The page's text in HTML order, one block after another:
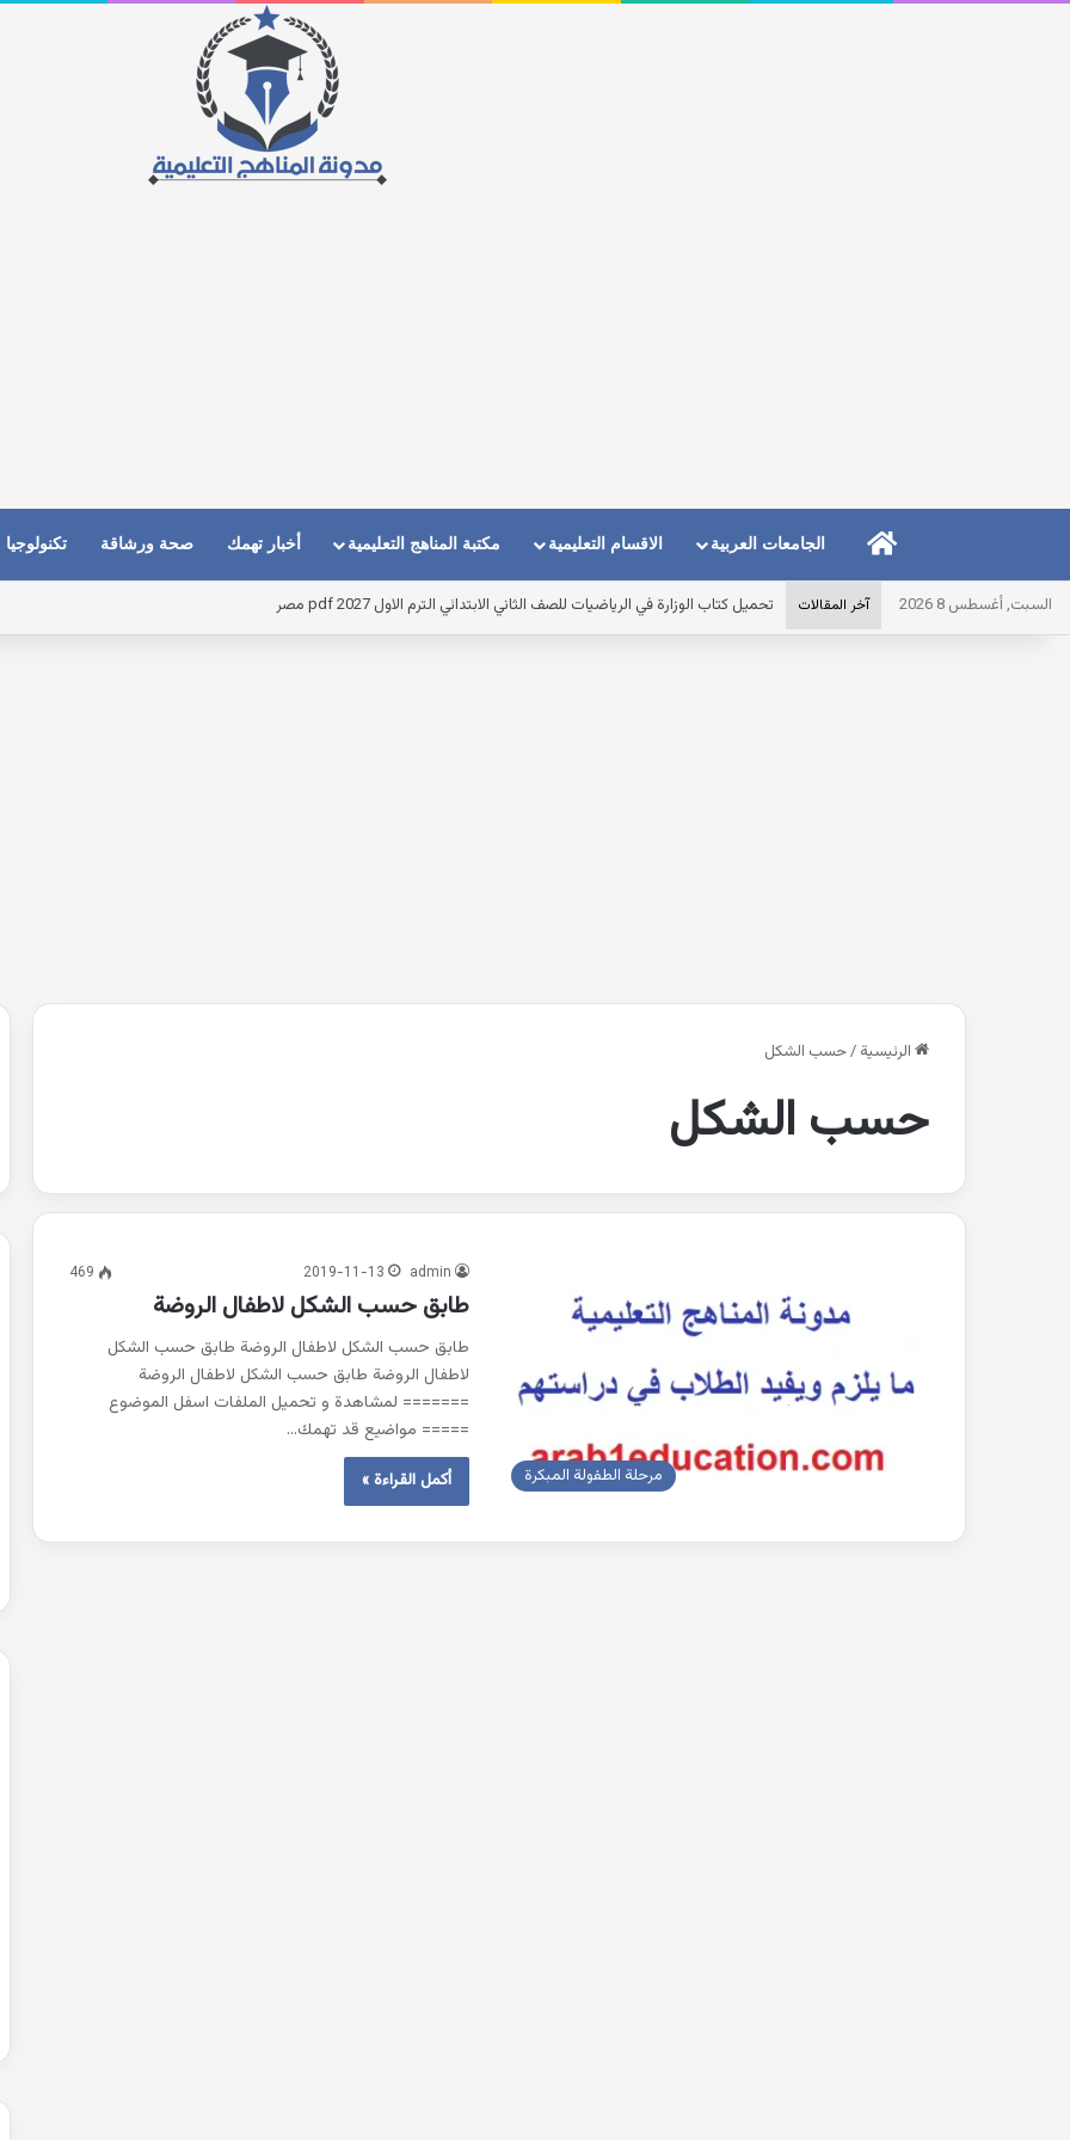
الرئيسيةالجامعات العربية الاقسام التعليمية مكتبة المناهج التعليمية أخبار تهمك صحة ورشاقة تكنولوجيا
السبت, أغسطس 8 2026 آخر المقالات تحميل كتاب الوزارة في الرياضيات للصف الثاني الابتدائي الترم الاول 2027 pdf مصر
الرئيسية /حسب الشكل
حسب الشكل
مرحلة الطفولة المبكرة
admin
2019-11-13
469
طابق حسب الشكل لاطفال الروضة
طابق حسب الشكل لاطفال الروضة طابق حسب الشكل
لاطفال الروضة طابق حسب الشكل لاطفال الروضة
======= لمشاهدة و تحميل الملفات اسفل الموضوع
===== مواضيع قد تهمك…
أكمل القراءة »